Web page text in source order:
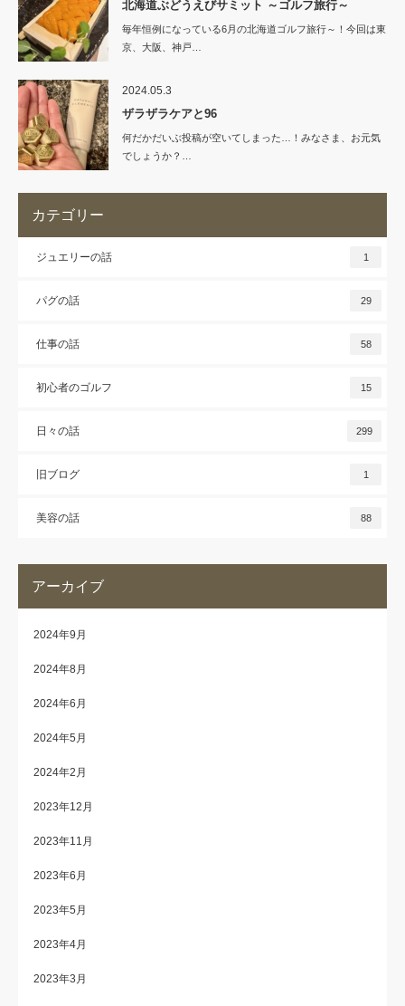
北海道ぶどうえびサミット ～ゴルフ旅行～
毎年恒例になっている6月の北海道ゴルフ旅行～！今回は東
京、大阪、神戸…
2024.05.3
ザラザラケアと96
何だかだいぶ投稿が空いてしまった…！みなさま、お元気
でしょうか？…
カテゴリー
ジュエリーの話 1
パグの話 29
仕事の話 58
初心者のゴルフ 15
日々の話 299
旧ブログ 1
美容の話 88
アーカイブ
2024年9月
2024年8月
2024年6月
2024年5月
2024年2月
2023年12月
2023年11月
2023年6月
2023年5月
2023年4月
2023年3月